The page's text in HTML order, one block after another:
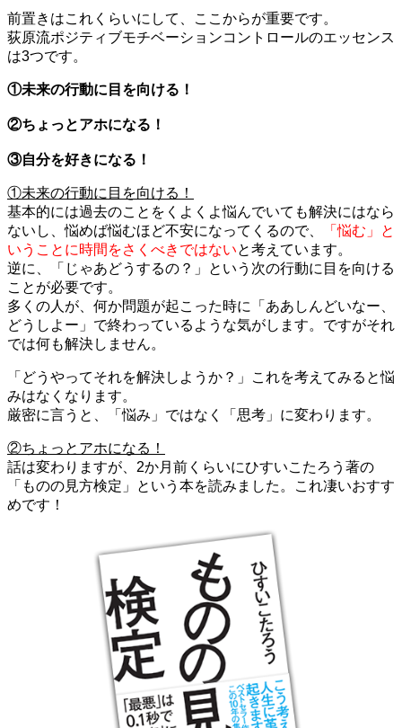
前置きはこれくらいにして、ここからが重要です。
荻原流ポジティブモチベーションコントロールのエッセンス
は3つです。
①未来の行動に目を向ける！
②ちょっとアホになる！
③自分を好きになる！
①未来の行動に目を向ける！
基本的には過去のことをくよくよ悩んでいても解決にはなら
ないし、悩めば悩むほど不安になってくるので、
「悩む」と
いうことに時間をさくべきではないと考えています。
逆に、「じゃあどうするの？」という次の行動に目を向ける
ことが必要です。
多くの人が、何か問題が起こった時に「ああしんどいなー、
どうしよー」で終わっているような気がします。ですがそれ
では何も解決しません。
「どうやってそれを解決しようか？」これを考えてみると悩
みはなくなります。
厳密に言うと、「悩み」ではなく「思考」に変わります。
②ちょっとアホになる！
話は変わりますが、2か月前くらいにひすいこたろう著の
「 ものの見方検定 」という本を読みました。これ凄いおすす
めです！